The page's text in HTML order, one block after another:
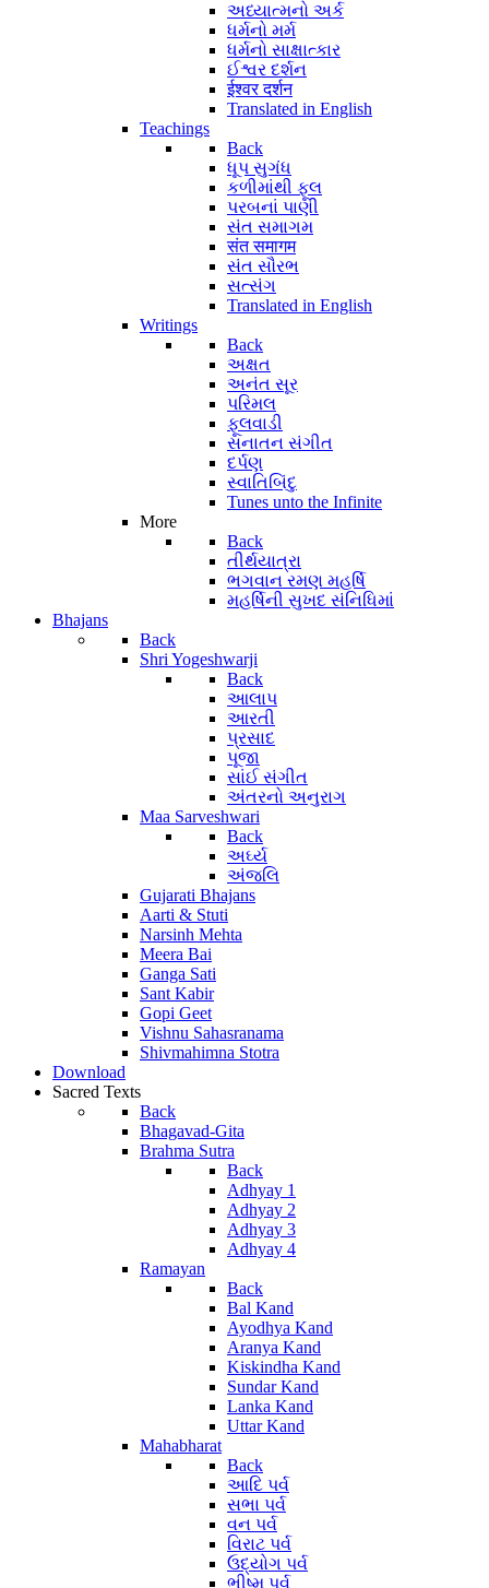
અધ્યાત્મનો અર્ક
ધર્મનો મર્મ
ધર્મનો સાક્ષાત્કાર
ઈશ્વર દર્શન
ईश्वर दर्शन
Translated in English
Teachings
Back
ધૂપ સુગંધ
કળીમાંથી ફૂલ
પરબનાં પાણી
સંત સમાગમ
संत समागम
સંત સૌરભ
સત્સંગ
Translated in English
Writings
Back
અક્ષત
અનંત સૂર
પરિમલ
ફૂલવાડી
સનાતન સંગીત
દર્પણ
સ્વાતિબિંદુ
Tunes unto the Infinite
More
Back
તીર્થયાત્રા
ભગવાન રમણ મહર્ષિ
મહર્ષિની સુખદ સંનિધિમાં
Bhajans
Back
Shri Yogeshwarji
Back
આલાપ
આરતી
પ્રસાદ
પૂજા
સાંઈ સંગીત
અંતરનો અનુરાગ
Maa Sarveshwari
Back
અર્ઘ્ય
અંજલિ
Gujarati Bhajans
Aarti & Stuti
Narsinh Mehta
Meera Bai
Ganga Sati
Sant Kabir
Gopi Geet
Vishnu Sahasranama
Shivmahimna Stotra
Download
Sacred Texts
Back
Bhagavad-Gita
Brahma Sutra
Back
Adhyay 1
Adhyay 2
Adhyay 3
Adhyay 4
Ramayan
Back
Bal Kand
Ayodhya Kand
Aranya Kand
Kiskindha Kand
Sundar Kand
Lanka Kand
Uttar Kand
Mahabharat
Back
આદિ પર્વ
સભા પર્વ
વન પર્વ
વિરાટ પર્વ
ઉદ્યોગ પર્વ
ભીષ્મ પર્વ